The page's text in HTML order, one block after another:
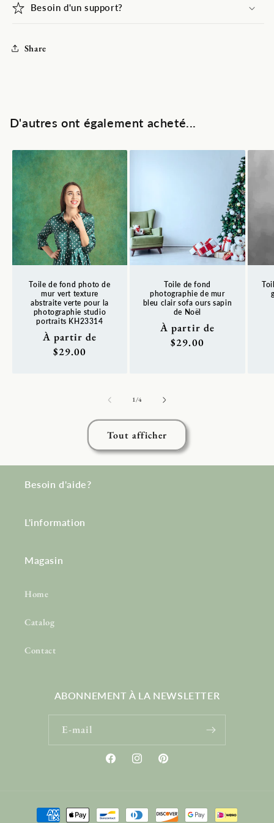
Besoin d'un support?
Share
D'autres ont également acheté...
Toile de fond photo de
mur vert texture
abstraite verte pour la
photographie studio
portraits KH23314
Prix
habituel
À partir de
$29.00
Toile de fond
photographie de mur
bleu clair sofa ours sapin
de Noël
Prix
habituel
À partir de
$29.00
1/de
4
Tout afficher
Besoin d'aide?
L'information
Magasin
Home
Catalog
Contact
ABONNEMENT À LA NEWSLETTER
E-mail
FacebookInstagramPinterest
Moyens